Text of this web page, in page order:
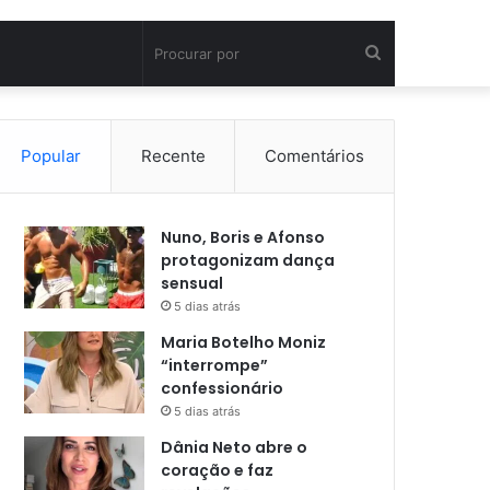
por
Popular Recente Comentários
Nuno, Boris e Afonso
protagonizam dança
sensual
5 dias atrás
Maria Botelho Moniz
“interrompe”
confessionário
5 dias atrás
Dânia Neto abre o
coração e faz